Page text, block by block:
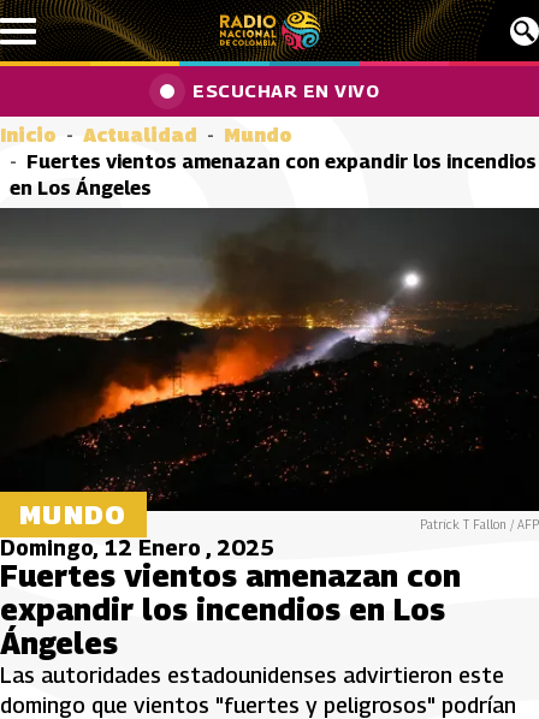
Pasar al contenido principal
ESCUCHAR EN VIVO
Inicio Actualidad
Mundo
Fuertes vientos amenazan con expandir los incendios
en Los Ángeles
MUNDO Patrick T Fallon / AFP
Domingo, 12 Enero , 2025
Fuertes vientos amenazan con
expandir los incendios en Los
Ángeles
Las autoridades estadounidenses advirtieron este
domingo que vientos "fuertes y peligrosos" podrían